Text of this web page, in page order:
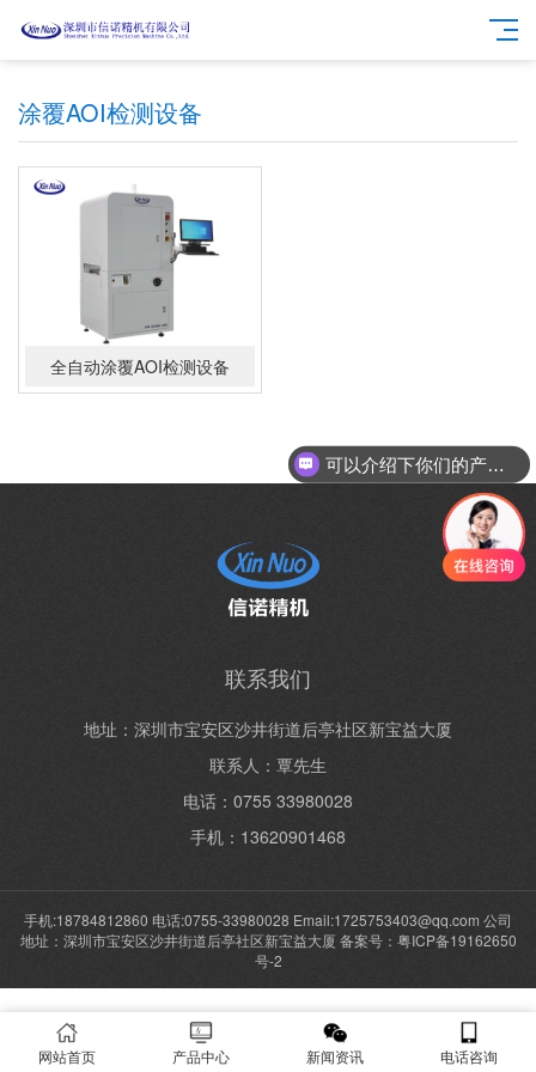
涂覆AOI检测设备
全自动涂覆AOI检测设备
联系我们
地址：深圳市宝安区沙井街道后亭社区新宝益大厦
联系人：覃先生
电话：0755 33980028
手机：13620901468
手机:18784812860 电话:0755-33980028 Email:1725753403@qq.com 公司
地址：深圳市宝安区沙井街道后亭社区新宝益大厦 备案号： 粤ICP备19162650
号-2
网站首页 产品中心 新闻资讯 电话咨询
可以介绍下你们的产品么